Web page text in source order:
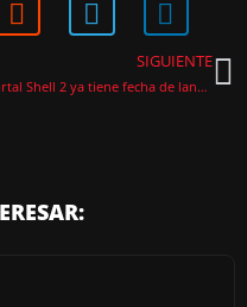
SIGUIENTE
Mortal Shell 2 ya tiene fecha de lanzamiento oficial y esquiva el caótico mes de septiembre